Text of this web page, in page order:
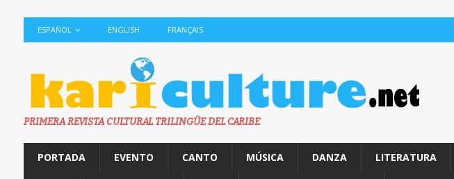
ESPAÑOL ENGLISH FRANÇAIS
PRIMERA REVISTA CULTURAL TRILINGÜE DEL CARIBE
PORTADA EVENTO CANTO MÚSICA DANZA LITERATURA